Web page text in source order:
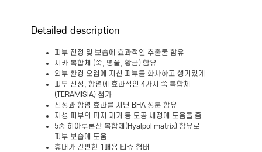
Detailed description
피부 진정 및 보습에 효과적인 추출물 함유
시카 복합체 (쑥, 병풀, 황금) 함유
외부 환경 오염에 지친 피부를 화사하고 생기있게
피부 진정, 항염에 효과적인 4가지 쑥 복합체
(TERAMISIA) 첨가
진정과 항염 효과를 지닌 BHA 성분 함유
지성 피부의 피지 제거 등 모공 세정에 도움을 줌
5중 히아루론산 복합체(Hyalpol matrix) 함유로
피부 보습에 도움
휴대가 간편한 1매용 티슈 형태